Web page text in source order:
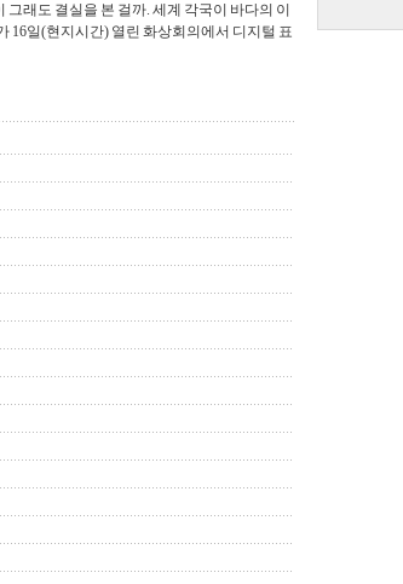
래도 결실을 본 걸까. 세계 각국이 바다의 이
16일(현지시간) 열린 화상회의에서 디지털 표